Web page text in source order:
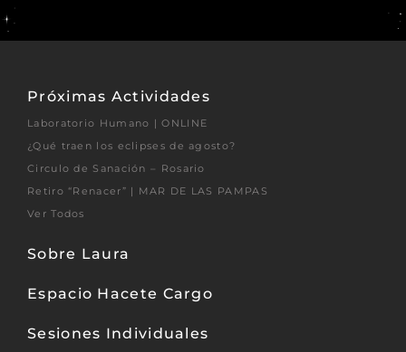
Próximas Actividades
Laboratorio Humano | ONLINE
¿Qué traen los eclipses de agosto?
Circulo de Sanación – Rosario
Retiro “Renacer” | MAR DE LAS PAMPAS
Ver Todos
Sobre Laura
Espacio Hacete Cargo
Sesiones Individuales